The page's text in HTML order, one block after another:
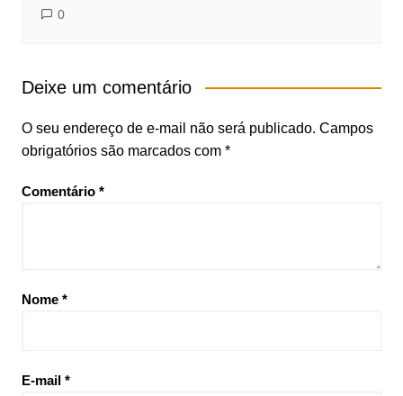
0
Deixe um comentário
O seu endereço de e-mail não será publicado. Campos
obrigatórios são marcados com *
Comentário *
Nome *
E-mail *